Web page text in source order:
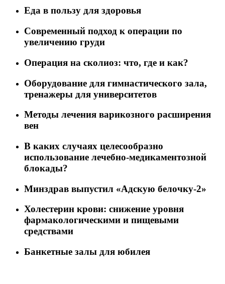
Еда в пользу для здоровья
Современный подход к операции по
увеличению груди
Операция на сколиоз: что, где и как?
Оборудование для гимнастического зала,
тренажеры для университетов
Методы лечения варикозного расширения
вен
В каких случаях целесообразно
использование лечебно-медикаментозной
блокады?
Минздрав выпустил «Адскую белочку-2»
Холестерин крови: снижение уровня
фармакологическими и пищевыми
средствами
Банкетные залы для юбилея